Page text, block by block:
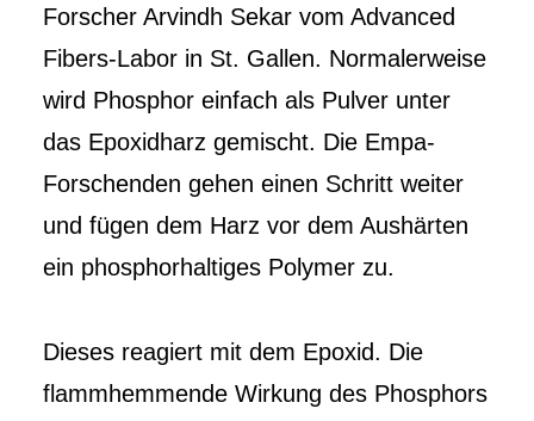
Forscher Arvindh Sekar vom Advanced
Fibers-Labor in St. Gallen. Normalerweise
wird Phosphor einfach als Pulver unter
das Epoxidharz gemischt. Die Empa-
Forschenden gehen einen Schritt weiter
und fügen dem Harz vor dem Aushärten
ein phosphorhaltiges Polymer zu.
Dieses reagiert mit dem Epoxid. Die
flammhemmende Wirkung des Phosphors